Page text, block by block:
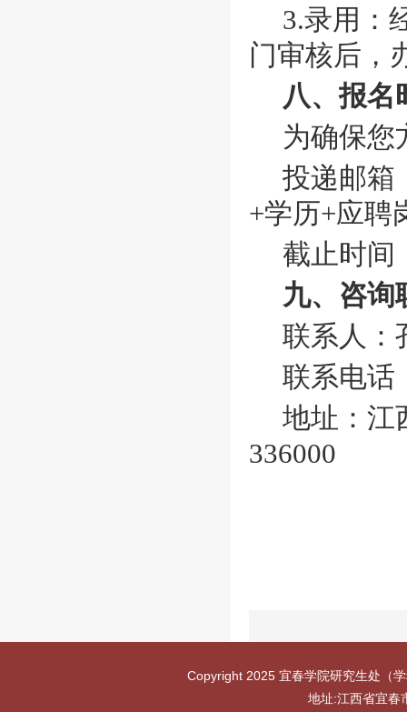
3.录用：
门审核后，
八、报名
为确保您
投递邮箱
+学历+应聘
截止时间
九、咨询
联系人：
联系电话
地址：江
336000
Copyright 2025 宜春学院研究生处（
地址:江西省宜